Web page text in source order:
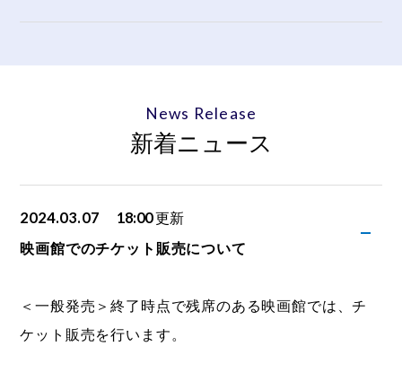
News Release
新着ニュース
2024.03.07 18:00更新
映画館でのチケット販売について
＜一般発売＞終了時点で残席のある映画館では、チ
ケット販売を行います。